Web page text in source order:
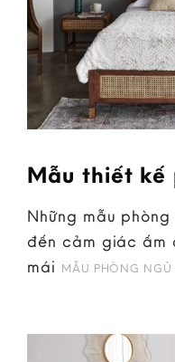
Mẫu thiết kế
Những mẫu
đến cảm giác ấm
mái MẪU PHÒNG